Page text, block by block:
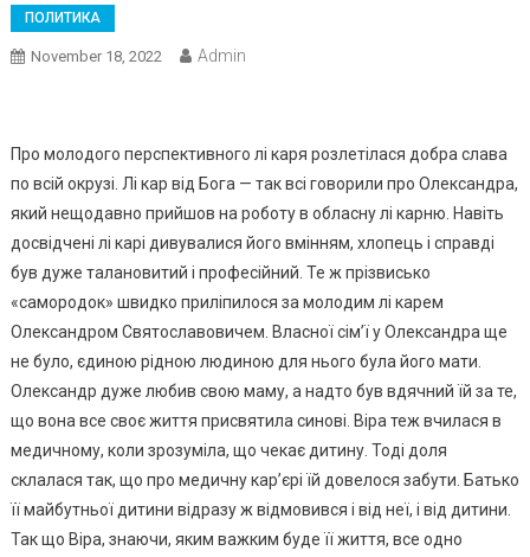
ПОЛИТИКА
November 18, 2022 Admin
Про молодого перспективного лі каря розлетілася добра слава
по всій окрузі. Лі кар від Бога — так всі говорили про Олександра,
який нещодавно прийшов на роботу в обласну лі карню. Навіть
досвідчені лі карі дивувалися його вмінням, хлопець і справді
був дуже талановитий і професійний. Те ж прізвисько
«самородок» швидко приліпилося за молодим лі карем
Олександром Святославовичем. Власної сім’ї у Олександра ще
не було, єдиною рідною людиною для нього була його мати.
Олександр дуже любив свою маму, а надто був вдячний їй за те,
що вона все своє життя присвятила синові. Віра теж вчилася в
медичному, коли зрозуміла, що чекає дитину. Тоді доля
склалася так, що про медичну кар’єрі їй довелося забути. Батько
її майбутньої дитини відразу ж відмовився і від неї, і від дитини.
Так що Віра, знаючи, яким важким буде її життя, все одно